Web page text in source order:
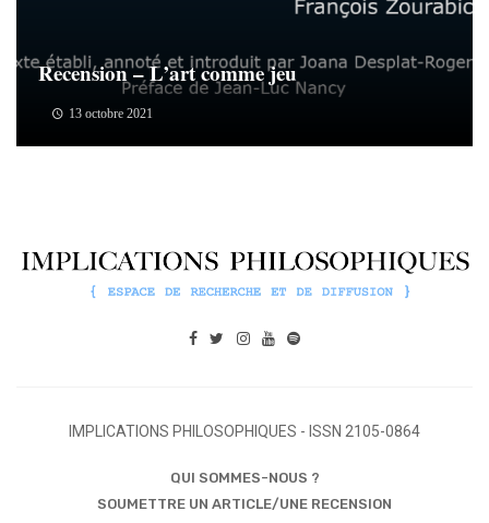
Recension – L’art comme jeu
13 octobre 2021
IMPLICATIONS PHILOSOPHIQUES - ISSN 2105-0864
QUI SOMMES-NOUS ?
SOUMETTRE UN ARTICLE/UNE RECENSION